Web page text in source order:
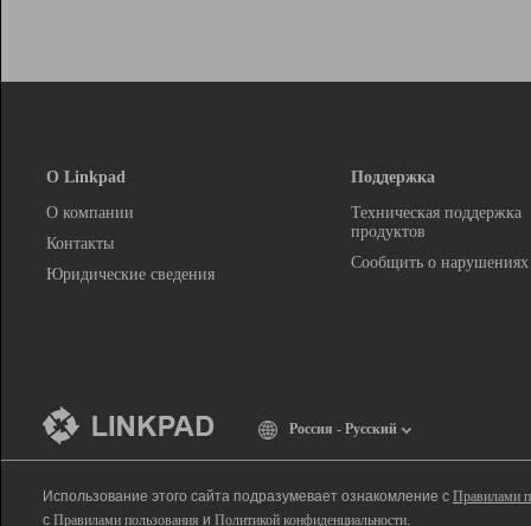
О Linkpad
О компании
Контакты
Юридические сведения
Поддержка
Техническая поддержка
продуктов
Сообщить о нарушениях
Россия - Русский
Использование этого сайта подразумевает ознакомление с Правилами
с Правилами пользования и Политикой конфиденциальности.